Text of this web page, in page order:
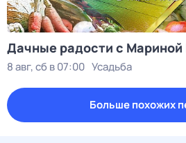
Дачные радости с
8 авг, сб в 07:00 Усадьба
Больше похожих